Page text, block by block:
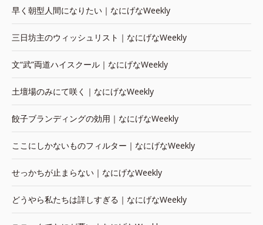
早く朝型人間になりたい｜なにげなWeekly
三日坊主のウィッシュリスト｜なにげなWeekly
文“武”両道ハイスクール｜なにげなWeekly
土壇場のみにて咲く｜なにげなWeekly
餃子ブランディングの効用｜なにげなWeekly
ここにしかないものフィルター｜なにげなWeekly
せっかちが止まらない｜なにげなWeekly
どうやら私たちは詳しすぎる｜なにげなWeekly